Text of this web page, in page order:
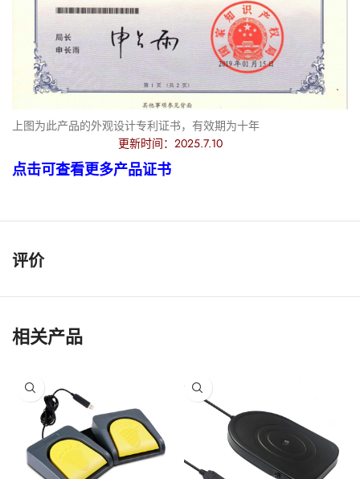
上图为此产品的外观设计专利证书，有效期为十年
更新时间：2025.7.10
点击可查看更多产品证书
评价
相关产品